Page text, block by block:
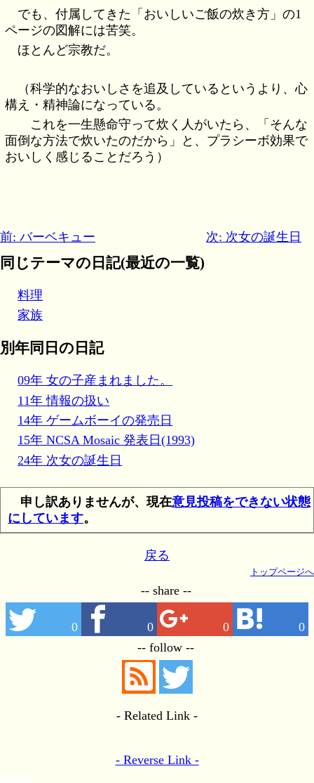
でも、付属してきた「おいしいご飯の炊き方」の1
ページの図解には苦笑。
ほとんど宗教だ。
（科学的なおいしさを追及しているというより、心
構え・精神論になっている。
これを一生懸命守って炊く人がいたら、「そんな
面倒な方法で炊いたのだから」と、プラシーボ効果で
おいしく感じることだろう）
前: バーベキュー 次: 次女の誕生日
同じテーマの日記(最近の一覧)
料理
家族
別年同日の日記
09年 女の子産まれました。
11年 情報の扱い
14年 ゲームボーイの発売日
15年 NCSA Mosaic 発表日(1993)
24年 次女の誕生日
申し訳ありませんが、現在意見投稿をできない状態
にしています。
戻る
トップページへ
-- share --
0 0 0 0
-- follow --
- Related Link -
- Reverse Link -